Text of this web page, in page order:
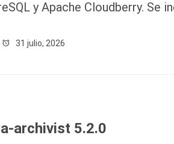
y Apache Cloudberry. Se
31 julio, 2026
archivist 5.2.0